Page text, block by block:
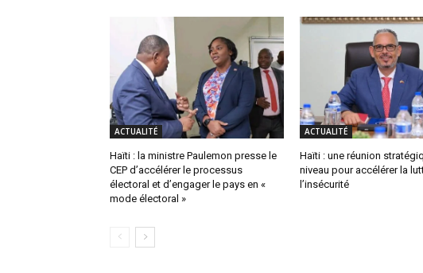
ACTUALITÉ
Haïti : la ministre Paulemon presse le
CEP d’accélérer le processus
électoral et d’engager le pays en «
mode électoral »
ACTUALITÉ
Haïti : une réunion
niveau pour accélérer la
l’insécurité